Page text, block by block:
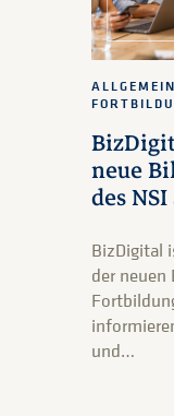
neue
des
ALLGEMEIN
BizDigital
der
und…